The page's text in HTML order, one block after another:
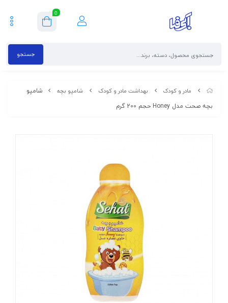
0
جستجو
مادر و کودک بهداشت مادر و کودک شامپو بچه
شامپو
بچه صحت مدل Honey حجم 200 گرم